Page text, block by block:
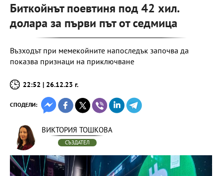
Биткойнът поевтиня под 42 хил.
долара за първи път от седмица
Възходът при мемекойните напоследък започва да
показва признаци на приключване
22:52 | 26.12.23 г.
СПОДЕЛИ:
ВИКТОРИЯ ТОШКОВА
СЪЗДАТЕЛ